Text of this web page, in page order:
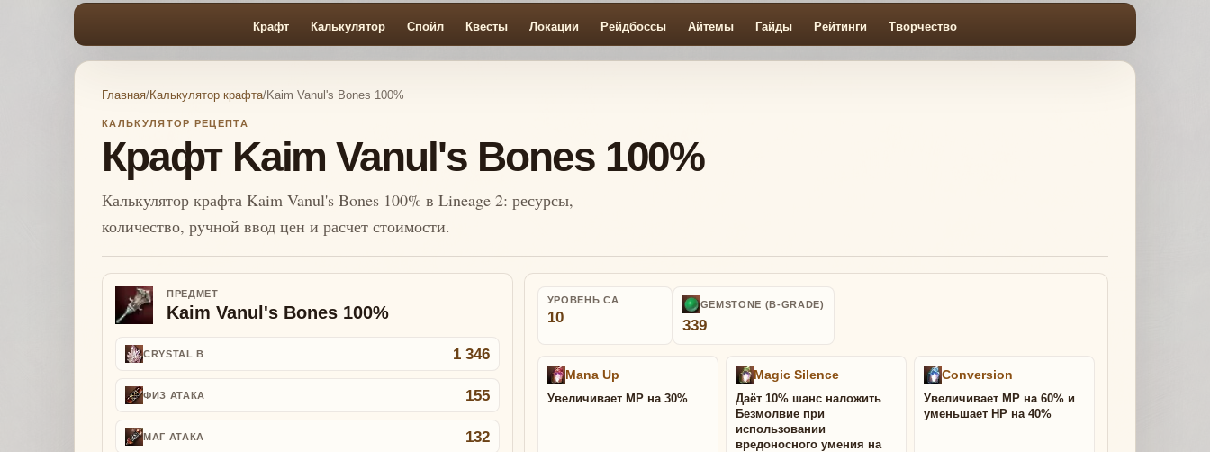
Крафт Калькулятор Спойл Квесты Локации Рейдбоссы Айтемы Гайды Рейтинги Творчество
Главная/Калькулятор крафта/Kaim Vanul's Bones 100%
КАЛЬКУЛЯТОР РЕЦЕПТА
Крафт Kaim Vanul's Bones 100%
Калькулятор крафта Kaim Vanul's Bones 100% в Lineage 2: ресурсы,
количество, ручной ввод цен и расчет стоимости.
ПРЕДМЕТ
Kaim Vanul's Bones 100%
CRYSTAL B 1 346
ФИЗ АТАКА 155
МАГ АТАКА 132
УРОВЕНЬ СА
10
GEMSTONE (B-GRADE)
339
Mana Up
Увеличивает MP на 30%
Magic Silence
Даёт 10% шанс наложить
Безмолвие при
использовании
вредоносного умения на
Conversion
Увеличивает MP на 60% и
уменьшает HP на 40%